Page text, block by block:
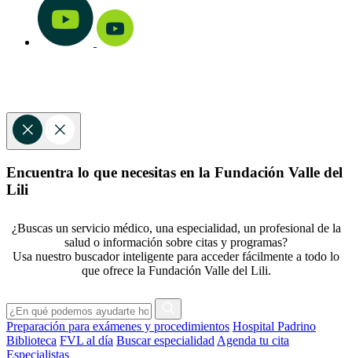
Encuentra lo que necesitas en la Fundación Valle del
Lili
¿Buscas un servicio médico, una especialidad, un profesional de la
salud o información sobre citas y programas?
Usa nuestro buscador inteligente para acceder fácilmente a todo lo
que ofrece la Fundación Valle del Lili.
Preparación para exámenes y procedimientos Hospital Padrino
Biblioteca FVL al día Buscar especialidad Agenda tu cita
Especialistas